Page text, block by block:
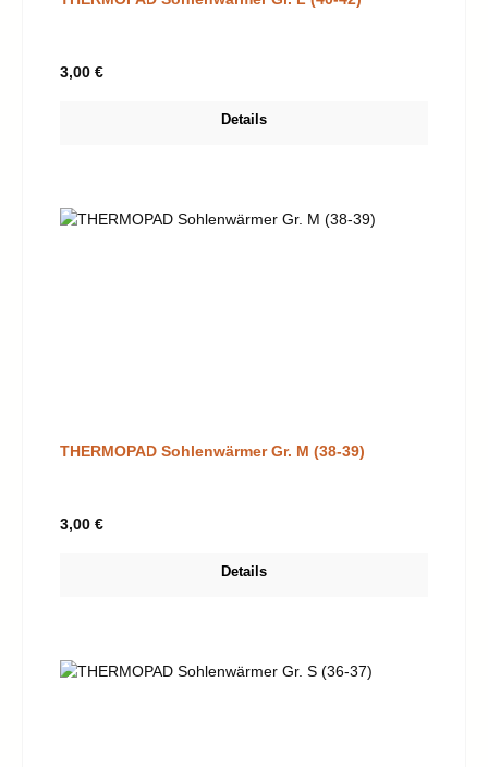
Regulärer Preis:
3,00 €
Details
THERMOPAD Sohlenwärmer Gr. M (38-39)
Regulärer Preis:
3,00 €
Details